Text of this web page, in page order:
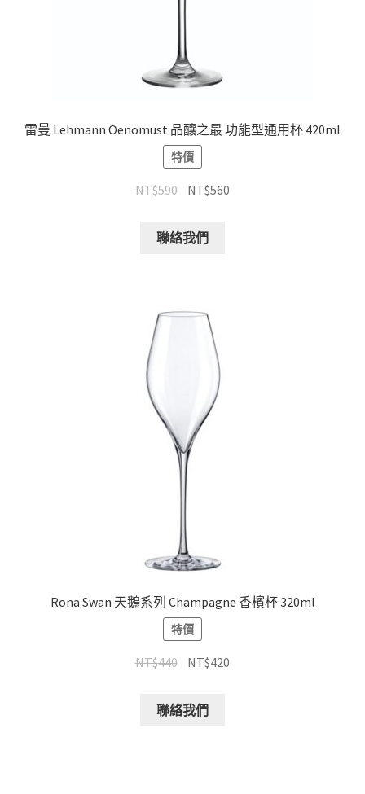
雷曼 Lehmann Oenomust 品釀之最 功能型通用杯 420ml
特價
NT$590 NT$560
聯絡我們
Rona Swan 天鵝系列 Champagne 香檳杯 320ml
特價
NT$440 NT$420
聯絡我們